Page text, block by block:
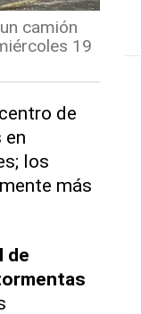
camión
19
de
en
los
más
de